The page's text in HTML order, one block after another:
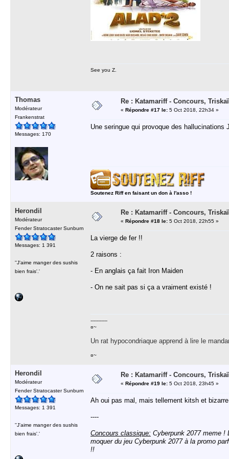
See you Z.
Thomas
Modérateur
Frankenstrat
Messages: 170
Re : Katamariff - Concours,
« Répondre #17 le: 5 Oct 2018, 22h34 »
Une seringue qui provoque des hallucinations
Soutenez Riff en faisant un don à l'asso !
Herondil
Modérateur
Fender Stratocaster Sunburn
Messages: 1 391
''J'aime manger des sushis
bien frais'.'
Re : Katamariff - Concours,
« Répondre #18 le: 5 Oct 2018, 22h55 »
La vierge de fer !!
2 raisons :
- En anglais ça fait Iron Maiden
- On ne sait pas si ça a vraiment existé !
-----------
¤~
Un rat hypocondriaque apprend à lire le
¤~
Herondil
Modérateur
Fender Stratocaster Sunburn
Messages: 1 391
''J'aime manger des sushis
bien frais'.'
Re : Katamariff - Concours,
« Répondre #19 le: 5 Oct 2018, 23h45 »
Ah oui pas mal, mais tellement kitsh et
----
Concours classique: Cyberpunk 2077 meme
moquer du jeu Cyberpunk 2077 à la promo
!!